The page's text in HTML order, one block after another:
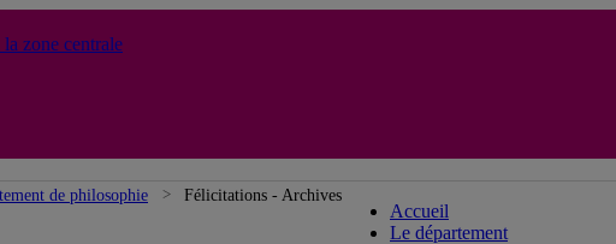
zone centrale
de philosophie Félicitations - Archives
Accueil
Le département